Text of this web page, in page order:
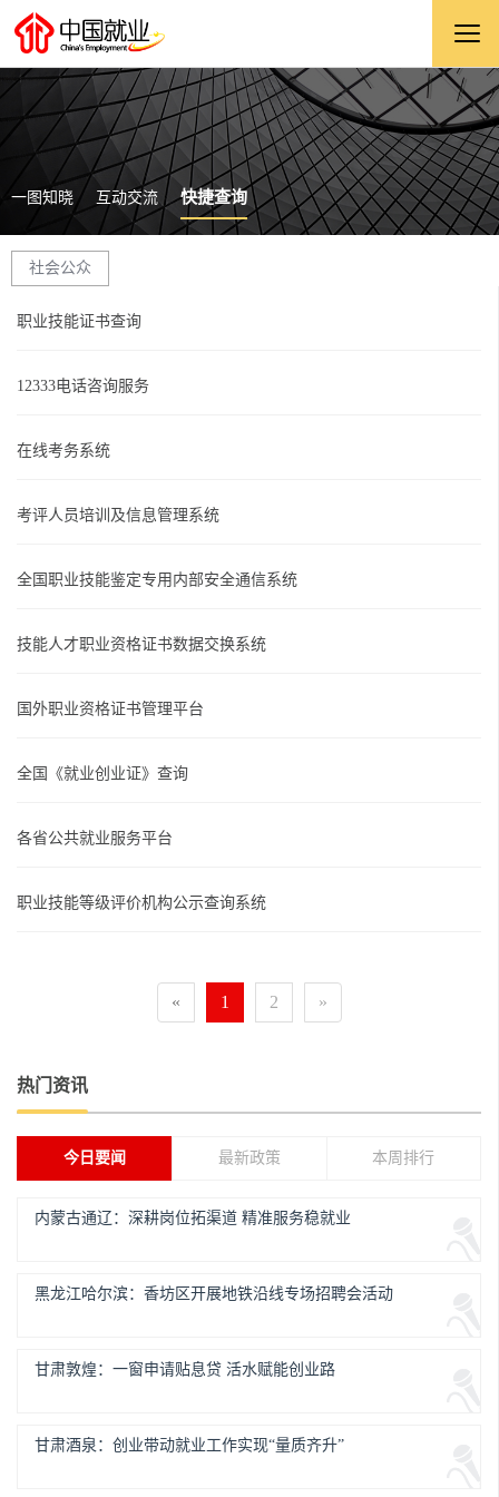
一图知晓 互动交流 快捷查询
社会公众
职业技能证书查询
12333电话咨询服务
在线考务系统
考评人员培训及信息管理系统
全国职业技能鉴定专用内部安全通信系统
技能人才职业资格证书数据交换系统
国外职业资格证书管理平台
全国《就业创业证》查询
各省公共就业服务平台
职业技能等级评价机构公示查询系统
« 1 2 »
热门资讯
今日要闻 最新政策 本周排行
内蒙古通辽：深耕岗位拓渠道 精准服务稳就业
黑龙江哈尔滨：香坊区开展地铁沿线专场招聘会活动
甘肃敦煌：一窗申请贴息贷 活水赋能创业路
甘肃酒泉：创业带动就业工作实现“量质齐升”